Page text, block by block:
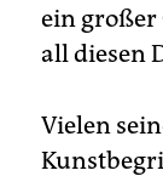
ein großer
all diesen
Vielen